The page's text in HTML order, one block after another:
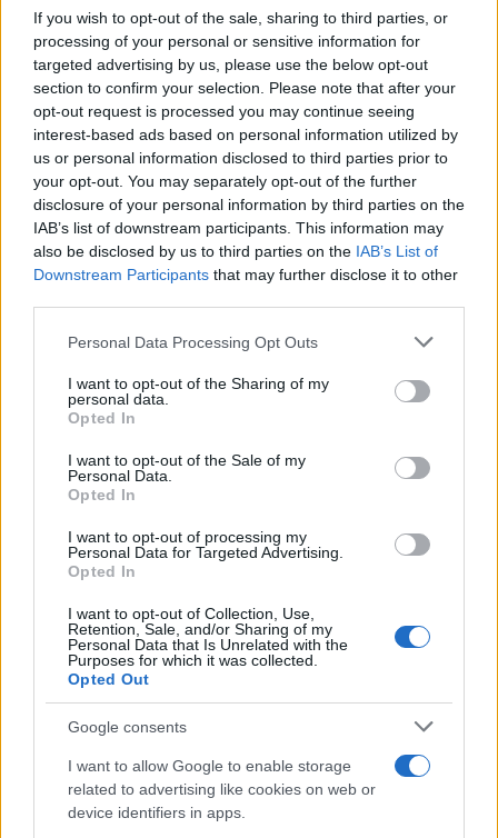
If you wish to opt-out of the sale, sharing to third parties, or
processing of your personal or sensitive information for
targeted advertising by us, please use the below opt-out
section to confirm your selection. Please note that after your
opt-out request is processed you may continue seeing
interest-based ads based on personal information utilized by
us or personal information disclosed to third parties prior to
your opt-out. You may separately opt-out of the further
disclosure of your personal information by third parties on the
IAB’s list of downstream participants. This information may
also be disclosed by us to third parties on the IAB’s List of
Downstream Participants that may further disclose it to other
Please note that this website/app uses one or more Google
not limited to your visit or usage behaviour. You may click to
grant or deny consent to Google and its third-party tags to
use your data for below specified purposes in below Google
consent section.
Personal Data Processing Opt Outs
I want to opt-out of the Sharing of my
personal data.
Opted In
I want to opt-out of the Sale of my
Personal Data.
Opted In
I want to opt-out of processing my
Personal Data for Targeted Advertising.
Opted In
I want to opt-out of Collection, Use,
Retention, Sale, and/or Sharing of my
Personal Data that Is Unrelated with the
Purposes for which it was collected.
Opted Out
Google consents
I want to allow Google to enable storage
related to advertising like cookies on web or
device identifiers in apps.
Αθλητικά
ΒΟΒΟΡΑΣ
ΠΑΝΑΘΗΝΑΙΚΟΣ
Share:
Ακολουθήστε το Νewsit.gr στο Google News και
ενημερωθείτε πρώτοι για όλη την ειδησεογραφία και τα
τελευταία νέατης ημέρας
Πιο δημοφιλή
Συγκίνηση στο τελευταίο αντίο στον Λάκη
Χαλκιά: Με την «Φάμπρικα», λαούτο και
κλαρίνα αποχαιρέτησαν την εμβληματική
Ο Κώστας Σαμαράς δημοσίευσε μία παιδική
φωτογραφία για την επέτειο θανάτου της
Δολοφονία Βρετανίδας στην Κυψέλη: Οι
δύο καταθέσεις «κλειδί» της συζύγου του
26χρονου Αφγανού – Το στίγμα του
κινητού, η θεία από την Ινδία και τα
απειλητικά μηνύματα
Canadair 515: Οι πρώτες εικόνες από την
κατασκευή του αεροσκάφους που θα
επιχειρεί και τη νύχτα στα μέτωπα της
φωτιάς
«Αφιέρωσε τη ζωή της στο να βοηθά
ανθρώπους που είχαν ανάγκη» - Η πρώτη
δήλωση της οικογένειας της 38χρονης
Λίζα που βρέθηκε νεκρή στην Κυψέλη